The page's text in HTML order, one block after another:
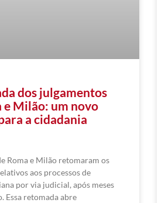
dos julgamentos
e Milão: um novo
a cidadania
Roma e Milão retomaram os
aos processos de
por via judicial, após meses
Essa retomada abre